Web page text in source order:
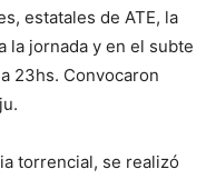
estatales de ATE, la
la jornada y en el subte
23hs. Convocaron
torrencial, se realizó